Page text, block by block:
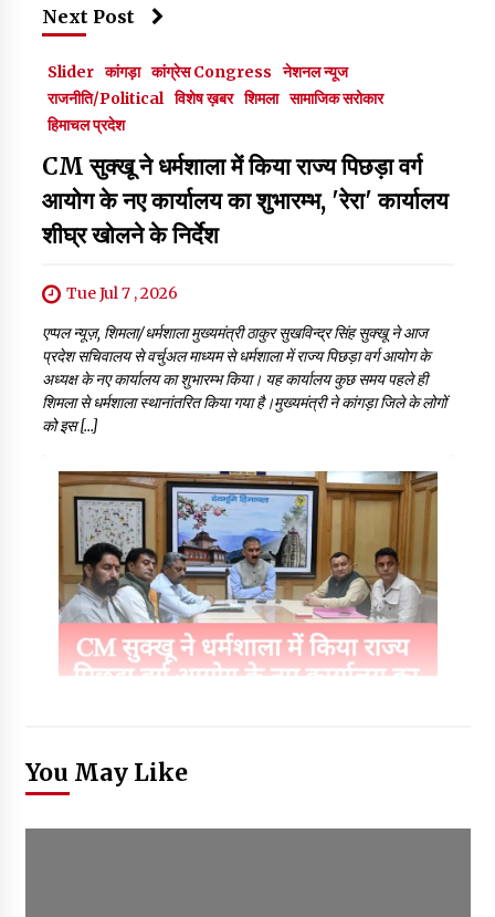
Next Post
Slider कांगड़ा कांग्रेस Congress नेशनल न्यूज
राजनीति/Political विशेष ख़बर शिमला सामाजिक सरोकार
हिमाचल प्रदेश
CM सुक्खू ने धर्मशाला में किया राज्य पिछड़ा वर्ग
आयोग के नए कार्यालय का शुभारम्भ, 'रेरा' कार्यालय
शीघ्र खोलने के निर्देश
Tue Jul 7 , 2026
एप्पल न्यूज़, शिमला/धर्मशाला मुख्यमंत्री ठाकुर सुखविन्द्र सिंह सुक्खू ने आज
प्रदेश सचिवालय से वर्चुअल माध्यम से धर्मशाला में राज्य पिछड़ा वर्ग आयोग के
अध्यक्ष के नए कार्यालय का शुभारम्भ किया। यह कार्यालय कुछ समय पहले ही
शिमला से धर्मशाला स्थानांतरित किया गया है।मुख्यमंत्री ने कांगड़ा जिले के लोगों
को इस […]
You May Like